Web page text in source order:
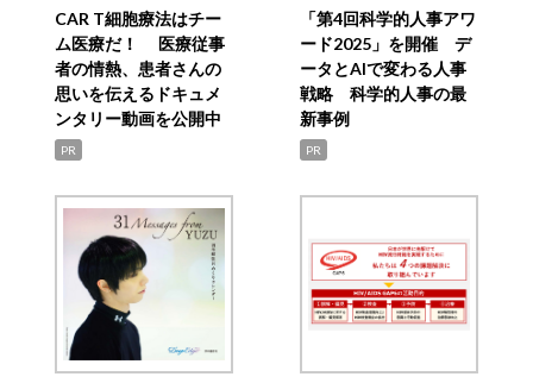
CAR T細胞療法はチー
ム医療だ！ 医療従事
者の情熱、患者さんの
思いを伝えるドキュメ
ンタリー動画を公開中
PR
「第4回科学的人事アワ
ード2025」を開催 デ
ータとAIで変わる人事
戦略 科学的人事の最
新事例
PR